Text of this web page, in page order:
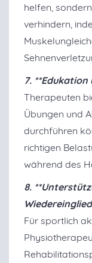
helfen,
verhindern,
7.
Therapeuten
Übungen und
durchführen
richtigen
während des
8.
Für sportlich